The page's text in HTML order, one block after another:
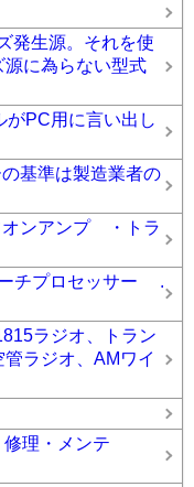
発生源。それを使
に為らない型式
PC用に言い出し
基準は製造業者の
オンアンプ ・トラ
ーチプロセッサー .
ラジオ、トラン
ラジオ、AMワイ
修理・メンテ